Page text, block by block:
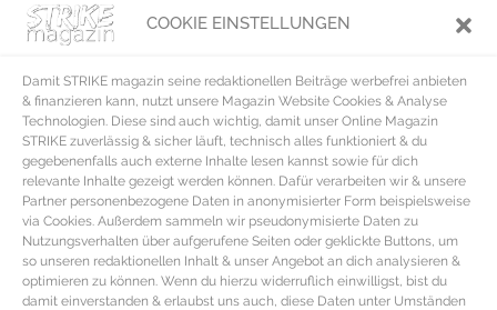
COOKIE EINSTELLUNGEN
Damit STRIKE magazin seine redaktionellen Beiträge werbefrei anbieten
& finanzieren kann, nutzt unsere Magazin Website Cookies & Analyse
Technologien. Diese sind auch wichtig, damit unser Online Magazin
STRIKE zuverlässig & sicher läuft, technisch alles funktioniert & du
gegebenenfalls auch externe Inhalte lesen kannst sowie für dich
relevante Inhalte gezeigt werden können. Dafür verarbeiten wir & unsere
Partner personenbezogene Daten in anonymisierter Form beispielsweise
via Cookies. Außerdem sammeln wir pseudonymisierte Daten zu
Nutzungsverhalten über aufgerufene Seiten oder geklickte Buttons, um
so unseren redaktionellen Inhalt & unser Angebot an dich analysieren &
optimieren zu können. Wenn du hierzu widerruflich einwilligst, bist du
damit einverstanden & erlaubst uns auch, diese Daten unter Umständen